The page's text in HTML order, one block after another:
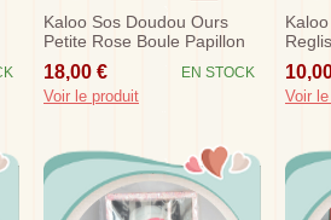
Kaloo Sos Doudou Ours
Petite Rose Boule Papillon
Violet Rose
18,00 € EN STOCK
Voir le produit Voir